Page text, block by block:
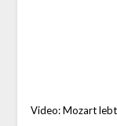
Video: Mozart